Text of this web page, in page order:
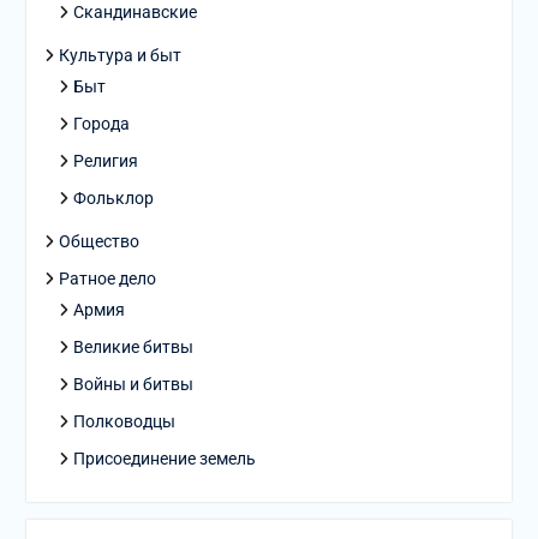
Скандинавские
Культура и быт
Быт
Города
Религия
Фольклор
Общество
Ратное дело
Армия
Великие битвы
Войны и битвы
Полководцы
Присоединение земель